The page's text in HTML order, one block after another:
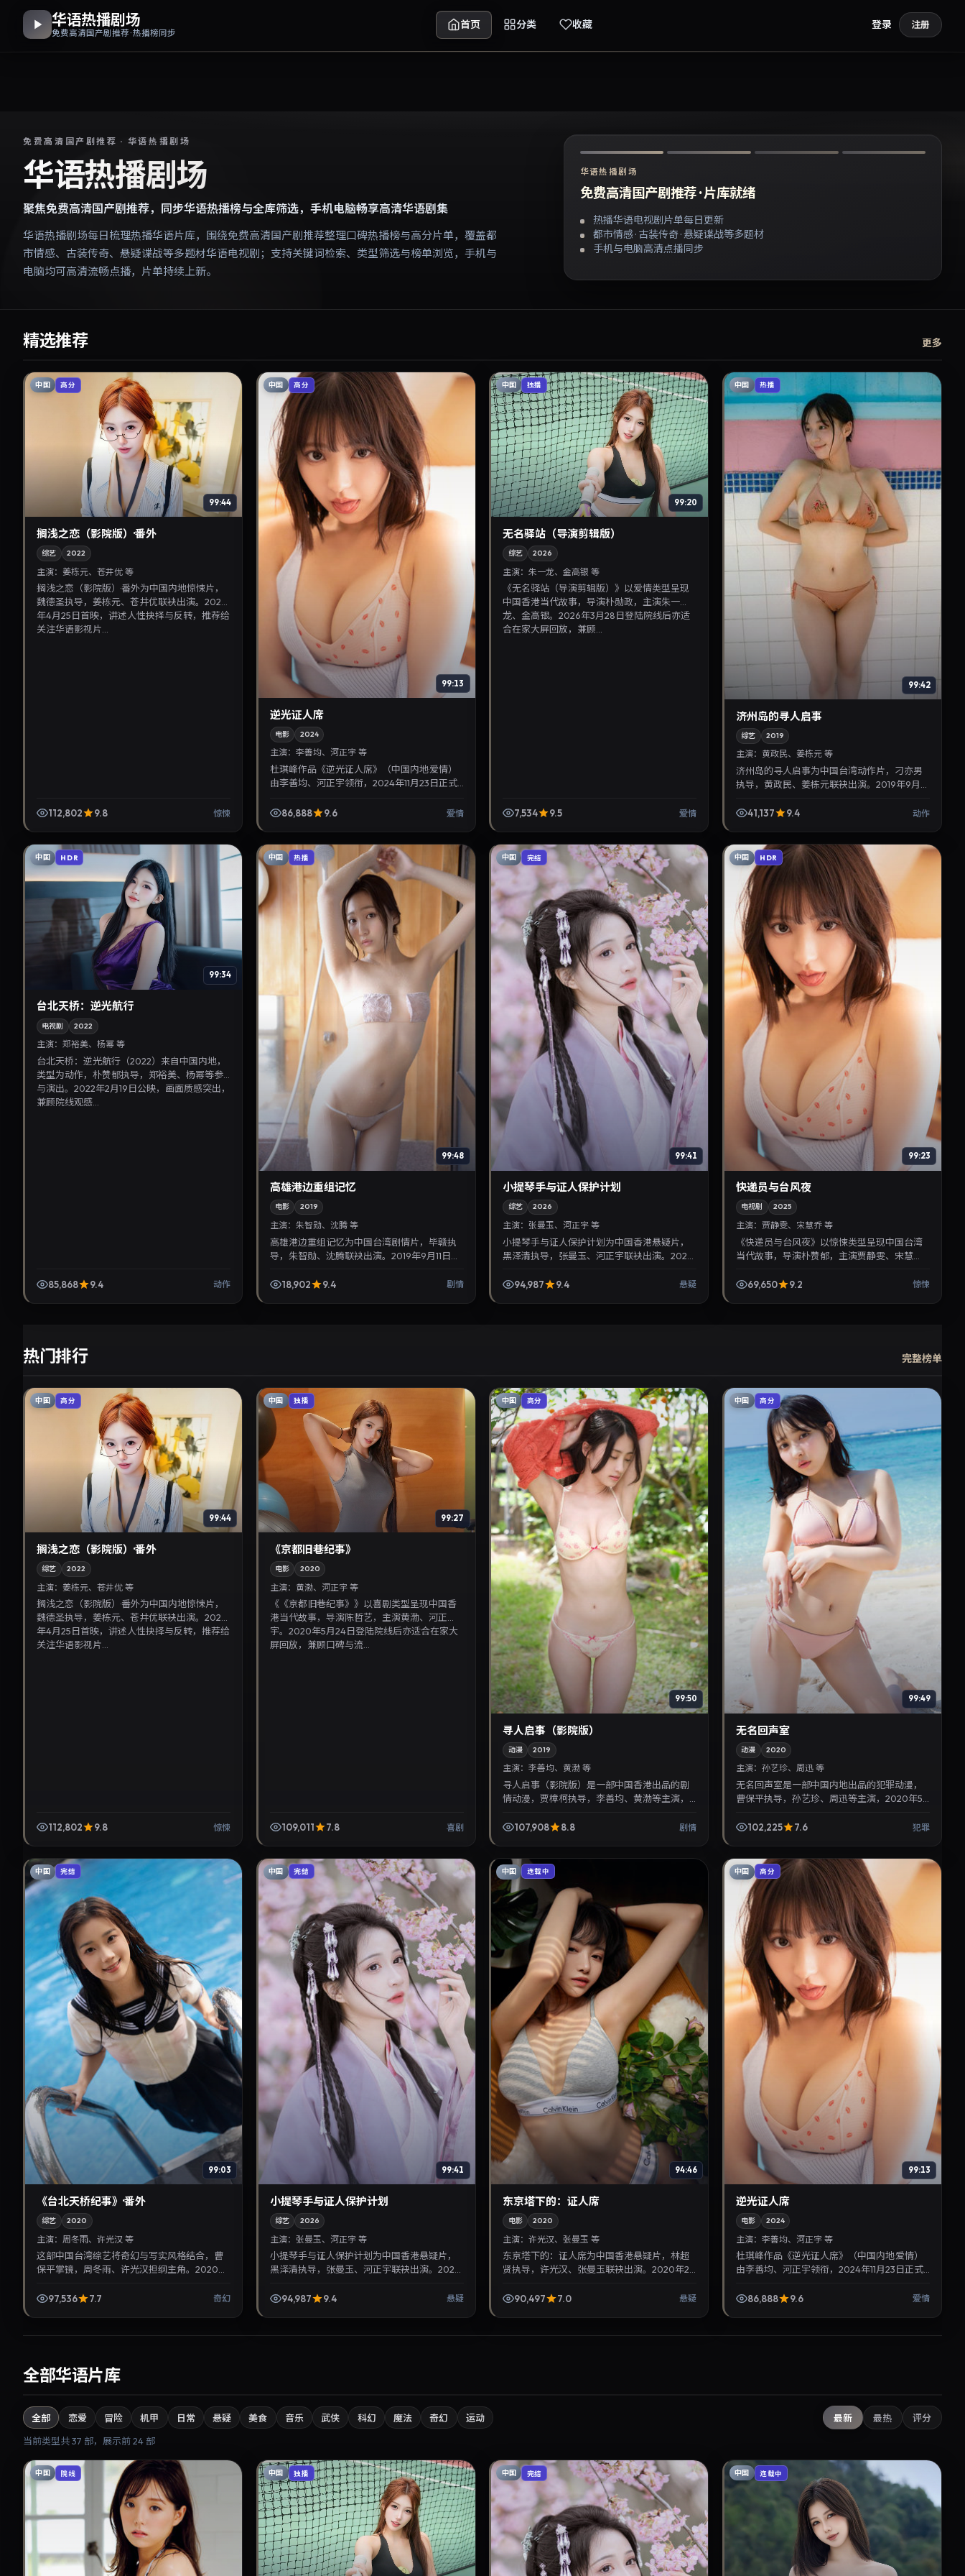
华语热播剧场
免费高清国产剧推荐 · 热播榜同步
首页 分类 收藏 登录 注册
免费高清国产剧推荐 · 华语热播剧场
华语热播剧场
聚焦免费高清国产剧推荐，同步华语热播榜与全库筛选，手机电脑畅享高清华语剧集
华语热播剧场每日梳理热播华语片库，围绕免费高清国产剧推荐整理口碑热播榜与高分片单，覆盖都
市情感、古装传奇、悬疑谍战等多题材华语电视剧；支持关键词检索、类型筛选与榜单浏览，手机与
电脑均可高清流畅点播，片单持续上新。
华语热播剧场
免费高清国产剧推荐 · 片库就绪
热播华语电视剧片单每日更新
都市情感 · 古装传奇 · 悬疑谍战等多题材
手机与电脑高清点播同步
精选推荐 更多
中国 高分
99:44
搁浅之恋（影院版）·番外
综艺 2022
主演： 姜栋元、苍井优 等
搁浅之恋（影院版）·番外为中国内地惊悚片，
魏德圣执导，姜栋元、苍井优联袂出演。2022
年4月25日首映，讲述人性抉择与反转，推荐给
关注华语影视片...
112,802 9.8 惊悚
中国 高分
99:13
逆光证人席
电影 2024
主演： 李善均、河正宇 等
杜琪峰作品《逆光证人席》（中国内地·爱情）
由李善均、河正宇领衔，2024年11月23日正式
华语电影与热播...
86,888 9.6 爱情
中国 独播
99:20
无名驿站（导演剪辑版）
综艺 2026
主演：朱一龙、金高银 等
《无名驿站（导演剪辑版）》以爱情类型呈现
中国香港当代故事，导演朴勋政，主演朱一
龙、金高银。2026年3月28日登陆院线后亦适
合在家大屏回放，兼顾...
7,534 9.5 爱情
中国 热播
99:42
济州岛的寻人启事
综艺 2019
主演： 黄政民、姜栋元 等
济州岛的寻人启事为中国台湾动作片，刁亦男
执导，黄政民、姜栋元联袂出演。2019年9月
华语影视片库与热播...
41,137 9.4 动作
中国 HDR
99:34
台北天桥：逆光航行
电视剧 2022
主演： 郑裕美、杨幂 等
台北天桥：逆光航行（2022）来自中国内地，
类型为动作，朴赞郁执导，郑裕美、杨幂等参
与演出。2022年2月19日公映，画面质感突出，
兼顾院线观感...
85,868 9.4 动作
中国 热播
99:48
高雄港边重组记忆
电影 2019
主演： 朱智勋、沈腾 等
高雄港边重组记忆为中国台湾剧情片，毕赣执
导，朱智勋、沈腾联袂出演。2019年9月11日首
视片库与热播榜单...
18,902 9.4 剧情
中国 完结
99:41
小提琴手与证人保护计划
综艺 2026
主演：张曼玉、河正宇 等
小提琴手与证人保护计划为中国香港悬疑片，
黑泽清执导，张曼玉、河正宇联袂出演。2026
关注华语影视片库...
94,987 9.4 悬疑
中国 HDR
99:23
快递员与台风夜
电视剧 2025
主演： 贾静雯、宋慧乔 等
《快递员与台风夜》以惊悚类型呈现中国台湾
当代故事，导演朴赞郁，主演贾静雯、宋慧
屏回放，兼顾口碑与...
69,650 9.2 惊悚
热门排行 完整榜单
中国 高分
99:44
搁浅之恋（影院版）·番外
综艺 2022
主演： 姜栋元、苍井优 等
搁浅之恋（影院版）·番外为中国内地惊悚片，
魏德圣执导，姜栋元、苍井优联袂出演。2022
年4月25日首映，讲述人性抉择与反转，推荐给
关注华语影视片...
112,802 9.8 惊悚
中国 独播
99:27
《京都旧巷纪事》
电影 2020
主演： 黄渤、河正宇 等
《《京都旧巷纪事》》以喜剧类型呈现中国香
港当代故事，导演陈哲艺，主演黄渤、河正
宇。2020年5月24日登陆院线后亦适合在家大
屏回放，兼顾口碑与流...
109,011 7.8 喜剧
中国 高分
99:50
寻人启事（影院版）
动漫 2019
主演：李善均、黄渤 等
寻人启事（影院版）是一部中国香港出品的剧
情动漫，贾樟柯执导，李善均、黄渤等主演，
悬念展开，适合关注...
107,908 8.8 剧情
中国 高分
99:49
无名回声室
动漫 2020
主演： 孙艺珍、周迅 等
无名回声室是一部中国内地出品的犯罪动漫，
曹保平执导，孙艺珍、周迅等主演，2020年5
开，适合关注免费高...
102,225 7.6 犯罪
中国 完结
99:03
《台北天桥纪事》·番外
综艺 2020
主演： 周冬雨、许光汉 等
这部中国台湾综艺将奇幻与写实风格结合，曹
保平掌镜，周冬雨、许光汉担纲主角。2020年
式追剧与检索同类华...
97,536 7.7 奇幻
中国 完结
99:41
小提琴手与证人保护计划
综艺 2026
主演： 张曼玉、河正宇 等
小提琴手与证人保护计划为中国香港悬疑片，
黑泽清执导，张曼玉、河正宇联袂出演。2026
关注华语影视片库...
94,987 9.4 悬疑
中国 连载中
94:46
东京塔下的：证人席
电影 2020
主演：许光汉、张曼玉 等
东京塔下的：证人席为中国香港悬疑片，林超
贤执导，许光汉、张曼玉联袂出演。2020年2
注华语影视片库与热...
90,497 7.0 悬疑
中国 高分
99:13
逆光证人席
电影 2024
主演： 李善均、河正宇 等
杜琪峰作品《逆光证人席》（中国内地·爱情）
由李善均、河正宇领衔，2024年11月23日正式
华语电影与热播...
86,888 9.6 爱情
全部华语片库
全部 恋爱 冒险 机甲 日常 悬疑 美食 音乐 武侠 科幻 魔法 奇幻 运动 最新 最热 评分
当前类型共37 部，展示前24 部
中国 院线 中国 独播 中国 完结 中国 连载中